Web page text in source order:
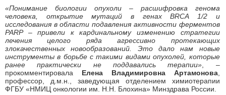
«Понимание биологии опухоли – расшифровка генома
человека, открытие мутаций в генах BRCA 1/2 и
исследования в области подавления активности ферментов
PARP – привели к кардинальному изменению стратегии
лечения целого ряда агрессивно протекающих
злокачественных новообразований. Это дало нам новые
инструменты в борьбе с такими видами опухолей, которые
ранее практически не поддавались терапии» , –
прокомментировала Елена Владимировна Артамонова,
профессор, д.м.н., заведующая отделением химиотерапии
ФГБУ «НМИЦ онкологии им. Н.Н. Блохина» Минздрава России.